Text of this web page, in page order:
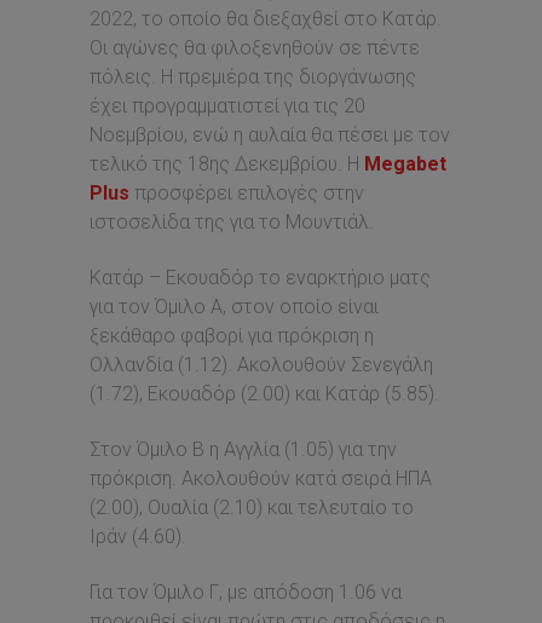
2022, το οποίο θα διεξαχθεί στο Κατάρ.
Οι αγώνες θα φιλοξενηθούν σε πέντε
πόλεις. Η πρεμιέρα της διοργάνωσης
έχει προγραμματιστεί για τις 20
Νοεμβρίου, ενώ η αυλαία θα πέσει με τον
τελικό της 18ης Δεκεμβρίου. Η Megabet
Plus προσφέρει επιλογές στην
ιστοσελίδα της για το Μουντιάλ.
Κατάρ – Εκουαδόρ το εναρκτήριο ματς
για τον Όμιλο Α, στον οποίο είναι
ξεκάθαρο φαβορί για πρόκριση η
Ολλανδία (1.12). Ακολουθούν Σενεγάλη
(1.72), Εκουαδόρ (2.00) και Κατάρ (5.85).
Στον Όμιλο Β η Αγγλία (1.05) για την
πρόκριση. Ακολουθούν κατά σειρά ΗΠΑ
(2.00), Ουαλία (2.10) και τελευταίο το
Ιράν (4.60).
Για τον Όμιλο Γ, με απόδοση 1.06 να